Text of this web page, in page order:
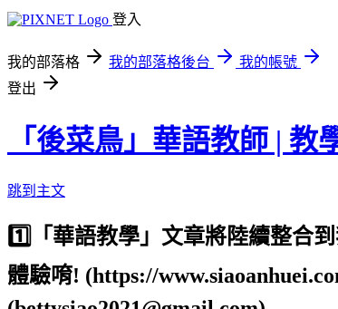
登入
我的部落格 我的部落格後台
我的帳號
登出
「後菜鳥」華語教師 |
跳到主文
1️⃣「華語教學」文章將陸續整合
體驗唷! (https://